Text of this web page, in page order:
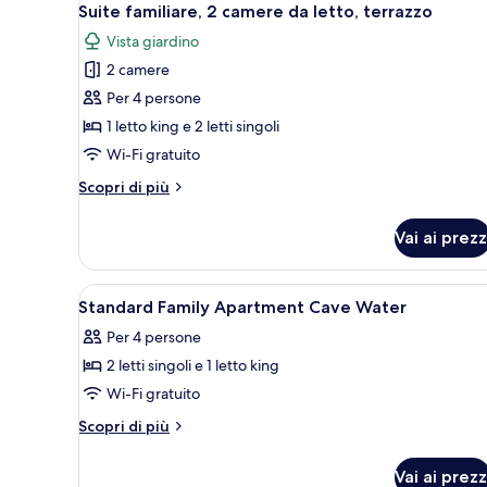
tutte
le
foto
per
Suite
familiare,
camere
terrazzo
9
Suite familiare, 2 camere da letto, terrazzo
Vista giardino
2 camere
Per 4 persone
1 letto king e 2 letti singoli
Wi-Fi gratuito
Scopri di più
Altri
familiare,
camere
letto,
terrazzo
Vai ai
Apri
tutte
le
foto
per
Standard
Biancheria da letto di alta
8
Standard Family Apartment Cave Water
Per 4 persone
2 letti singoli e 1 letto king
Wi-Fi gratuito
Scopri di più
Altri
Vai ai